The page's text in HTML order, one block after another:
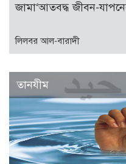
জামা‘আতবদ্ধ জীবন-
লিলবর আল-বারাদী
তানযীম